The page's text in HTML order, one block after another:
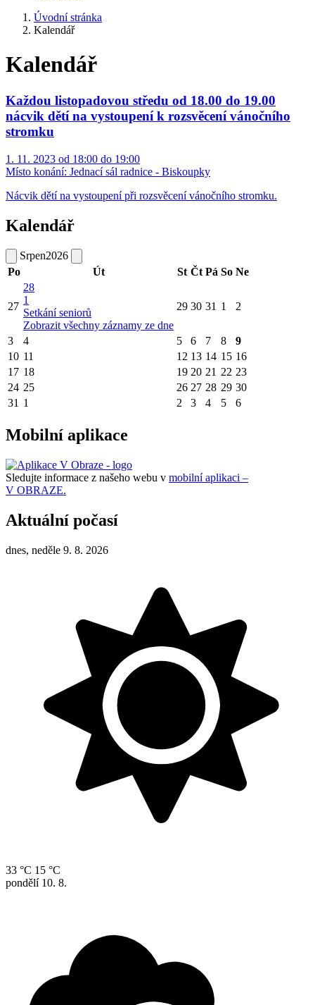
Úvodní stránka
Kalendář
Kalendář
Každou listopadovou středu od 18.00 do 19.00
nácvik dětí na vystoupení k rozsvěcení vánočního
stromku
1. 11. 2023 od 18:00 do 19:00
Místo konání: Jednací sál radnice - Biskoupky
Nácvik dětí na vystoupení při rozsvěcení vánočního stromku.
Kalendář
Srpen2026
Po
Út St Čt Pá So Ne
27
28
1
Setkání seniorů
Zobrazit všechny záznamy ze dne
29 30 31 1 2
3 4 5 6 7 8
9
10 11 12 13 14 15 16
17 18 19 20 21 22 23
24 25 26 27 28 29 30
31 1 2 3 4 5 6
Mobilní aplikace
Sledujte informace z našeho webu v mobilní aplikaci –
V OBRAZE.
Aktuální počasí
dnes, neděle 9. 8. 2026
33 °C 15 °C
pondělí 10. 8.